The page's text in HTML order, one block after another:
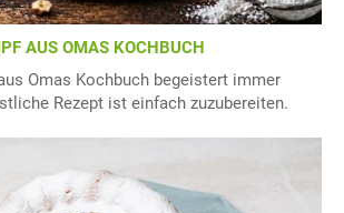
AUS OMAS KOCHBUCH
Omas Kochbuch begeistert immer
Rezept ist einfach zuzubereiten.